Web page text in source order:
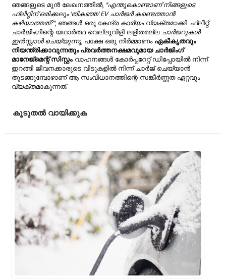
ഞങ്ങളുടെ മുൻ ലേഖനത്തിൽ, "എന്തുകൊണ്ടാണ് നിങ്ങളുടെ
ഫ്ലീറ്റിന് ഒരിക്കലും 'തികഞ്ഞ' EV ചാർജർ കണ്ടെത്താൻ
കഴിയാത്തത്?", ഞങ്ങൾ ഒരു കേന്ദ്ര കാര്യം വ്യക്തമാക്കി: ഫ്ലീറ്റ്
ചാർജിംഗിന്റെ യഥാർത്ഥ വെല്ലുവിളി ലളിതമല്ല ചാർജറുകൾ
ഇൻസ്റ്റാൾ ചെയ്യുന്നു, പക്ഷേ ഒരു നിർമ്മാണം ഏകീകൃതവും
നിയന്ത്രിക്കാവുന്നതും പ്രവർത്തനക്ഷമവുമായ ചാർജിംഗ്
മാനേജ്മെന്റ് സിസ്റ്റം. വാഹനങ്ങൾ കോർപ്പറേറ്റ് ഡിപ്പോയിൽ നിന്ന്
ഇറങ്ങി ജീവനക്കാരുടെ വീടുകളിൽ നിന്ന് ചാർജ് ചെയ്യാൻ
തുടങ്ങുമ്പോഴാണ് ആ സംവിധാനത്തിന്റെ സങ്കീർണ്ണത ഏറ്റവും
വ്യക്തമാകുന്നത്.
കൂടുതൽ വായിക്കുക